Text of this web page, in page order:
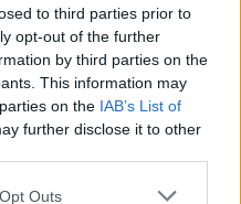
to third parties prior to
opt-out of the further
by third parties on the
This information may
on the IAB’s List of
further disclose it to other
Outs
kalamitní stavy budou určitě
vodohospodářů a krizových
předběžných
souvislostech by se mělo